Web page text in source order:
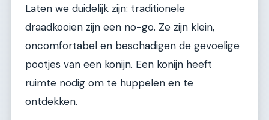
Laten we duidelijk zijn: traditionele
draadkooien zijn een no-go. Ze zijn klein,
oncomfortabel en beschadigen de gevoelige
pootjes van een konijn. Een konijn heeft
ruimte nodig om te huppelen en te
ontdekken.